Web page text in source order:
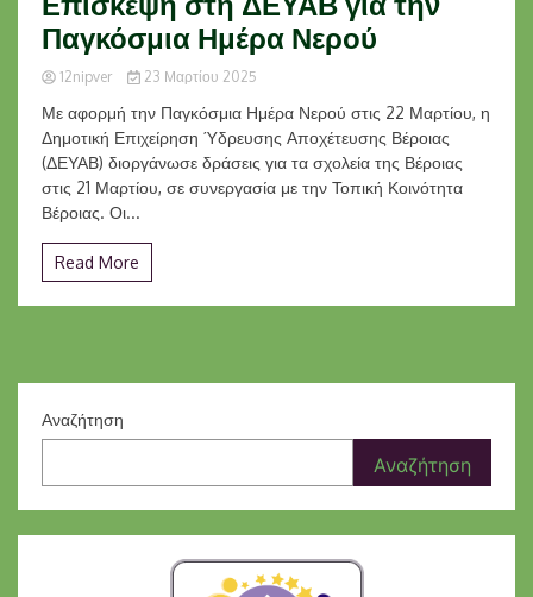
Παγκόσμια Ημέρα Νερού
12nipver 23 Μαρτίου 2025
Με αφορμή την Παγκόσμια Ημέρα Νερού στις 22 Μαρτίου, η
Δημοτική Επιχείρηση Ύδρευσης Αποχέτευσης Βέροιας
(ΔΕΥΑΒ) διοργάνωσε δράσεις για τα σχολεία της Βέροιας
στις 21 Μαρτίου, σε συνεργασία με την Τοπική Κοινότητα
Βέροιας. Οι...
Read More
Αναζήτηση
Αναζήτηση